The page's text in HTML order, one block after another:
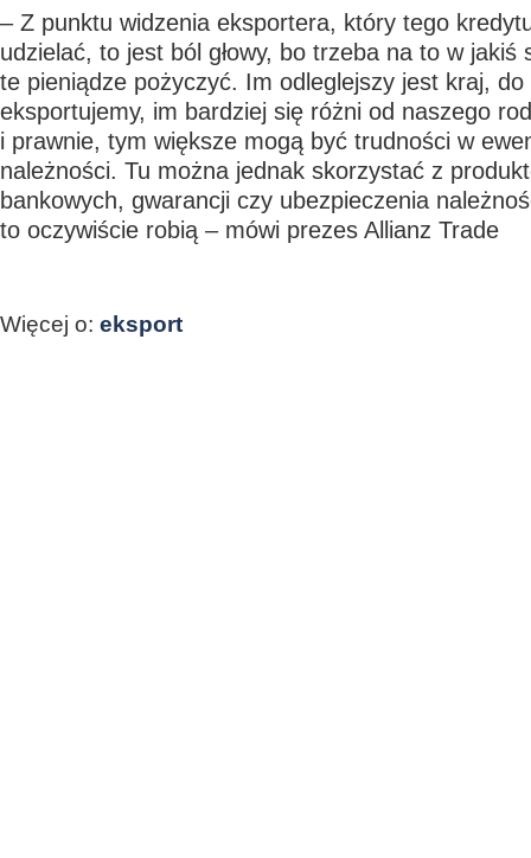
– Z punktu widzenia eksportera, który tego
udzielać, to jest ból głowy, bo trzeba na to w jakiś
te pieniądze pożyczyć. Im odleglejszy jest kraj, do
eksportujemy, im bardziej się różni od naszego
i prawnie, tym większe mogą być trudności w
należności. Tu można jednak skorzystać z
bankowych, gwarancji czy ubezpieczenia
to oczywiście robią – mówi prezes Allianz Trade
Więcej o: eksport